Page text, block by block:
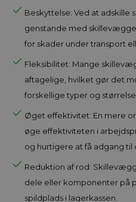
Beskyttelse: Ved at
genstande med
for skader under transport
Fleksibilitet: Mange
aftagelige, hvilket gør det
forskellige typer og
Øget effektivitet: En mere
øge effektiviteten i
og hurtigere at få adgang
Reduktion af rod:
dele eller komponenter på
spildplads i lagerkassen.